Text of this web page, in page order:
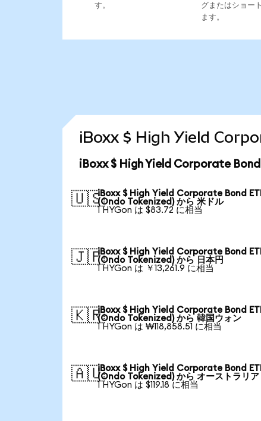
す。
グまたはショー
ます。
iBoxx $ High Yield
iBoxx $ High Yield Corporate
🇺🇸iBoxx $ High Yield Corporate Bond
(Ondo Tokenized) から 米ドル
1 HYGon は $83.72 に相当
🇯🇵iBoxx $ High Yield Corporate Bond
(Ondo Tokenized) から 日本円
1 HYGon は ￥13,261.9 に相当
🇰🇷iBoxx $ High Yield Corporate Bond
(Ondo Tokenized) から 韓国ウォン
1 HYGon は ₩118,858.51 に相当
🇦🇺iBoxx $ High Yield Corporate Bond
(Ondo Tokenized) から オーストラリア
1 HYGon は $119.18 に相当